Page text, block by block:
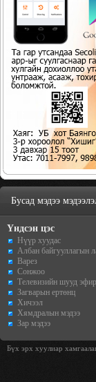
Бусад мэдээ
Үндсэн цэс
Нүүр хуудас
Албан байгууллагын
Варез
Сонжоо
Телевизийн шууд эфир
Загварын ертөнц
Хичээл
Хямдралын мэдээ
Зар мэдээ
Бүх эрх хуулиар